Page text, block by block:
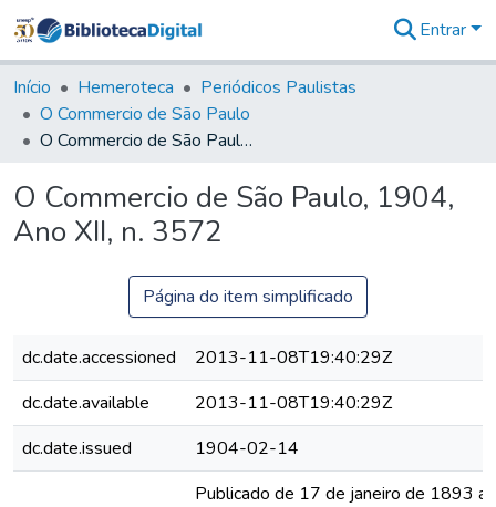
&
Coleções
Tudo na
Biblioteca
Estatísticas
Entrar
Início Hemeroteca
Periódicos Paulistas
O Commercio de São Paulo
O Commercio de São Paulo, 1904, Ano XII, n. 3572
O Commercio de São Paulo, 1904,
Ano XII, n. 3572
Página do item simplificado
dc.date.accessioned
2013-11-08T19:40:29Z
dc.date.available
2013-11-08T19:40:29Z
dc.date.issued
1904-02-14
Publicado de 17 de janeiro de 1893 a